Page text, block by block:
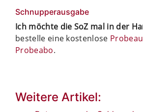
Schnupperausgabe
Ich möchte die SoZ mal in der
bestelle eine kostenlose
Probeabo.
Weitere Artikel: